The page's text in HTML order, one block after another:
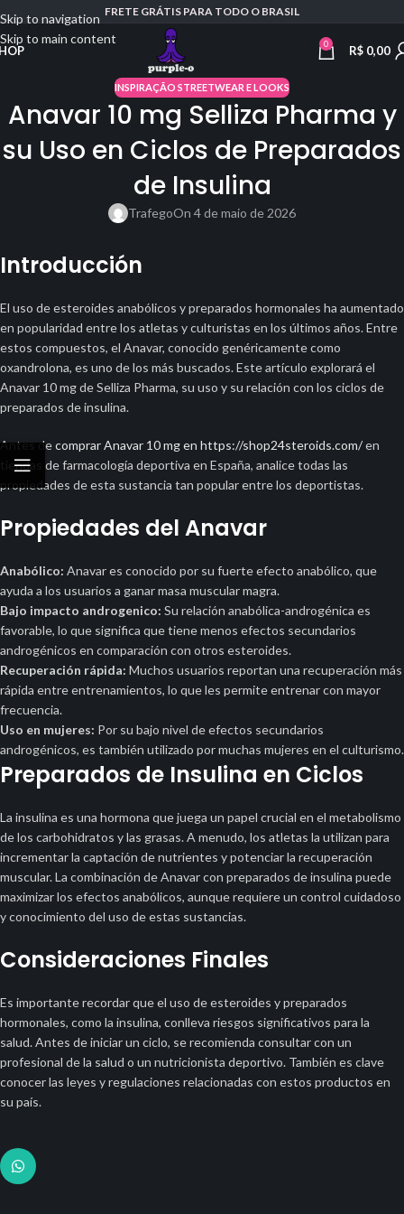
Skip to navigation
Skip to main content
FRETE GRÁTIS PARA TODO O BRASIL
0 R$0,00
INSPIRAÇÃO STREETWEAR E LOOKS
Anavar 10 mg Selliza Pharma y
su Uso en Ciclos de Preparados
de Insulina
TrafegoOn 4 de maio de 2026
Introducción
El uso de esteroides anabólicos y preparados hormonales ha aumentado
en popularidad entre los atletas y culturistas en los últimos años. Entre
estos compuestos, el Anavar, conocido genéricamente como
oxandrolona, es uno de los más buscados. Este artículo explorará el
Anavar 10 mg de Selliza Pharma, su uso y su relación con los ciclos de
preparados de insulina.
Antes decomprar Anavar 10 mg en https://shop24steroids.com/en
tiendas de farmacología deportiva en España, analice todas las
propiedades de esta sustancia tan popular entre los deportistas.
Propiedades del Anavar
Anabólico: Anavar es conocido por su fuerte efecto anabólico, que
ayuda a los usuarios a ganar masa muscular magra.
Bajo impacto androgenico: Su relación anabólica-androgénica es
favorable, lo que significa que tiene menos efectos secundarios
androgénicos en comparación con otros esteroides.
Recuperación rápida: Muchos usuarios reportan una recuperación más
rápida entre entrenamientos, lo que les permite entrenar con mayor
frecuencia.
Uso en mujeres: Por su bajo nivel de efectos secundarios
androgénicos, es también utilizado por muchas mujeres en el culturismo.
Preparados de Insulina en Ciclos
La insulina es una hormona que juega un papel crucial en el metabolismo
de los carbohidratos y las grasas. A menudo, los atletas la utilizan para
incrementar la captación de nutrientes y potenciar la recuperación
muscular. La combinación de Anavar con preparados de insulina puede
maximizar los efectos anabólicos, aunque requiere un control cuidadoso
y conocimiento del uso de estas sustancias.
Consideraciones Finales
Es importante recordar que el uso de esteroides y preparados
hormonales, como la insulina, conlleva riesgos significativos para la
salud. Antes de iniciar un ciclo, se recomienda consultar con un
profesional de la salud o un nutricionista deportivo. También es clave
conocer las leyes y regulaciones relacionadas con estos productos en
su país.